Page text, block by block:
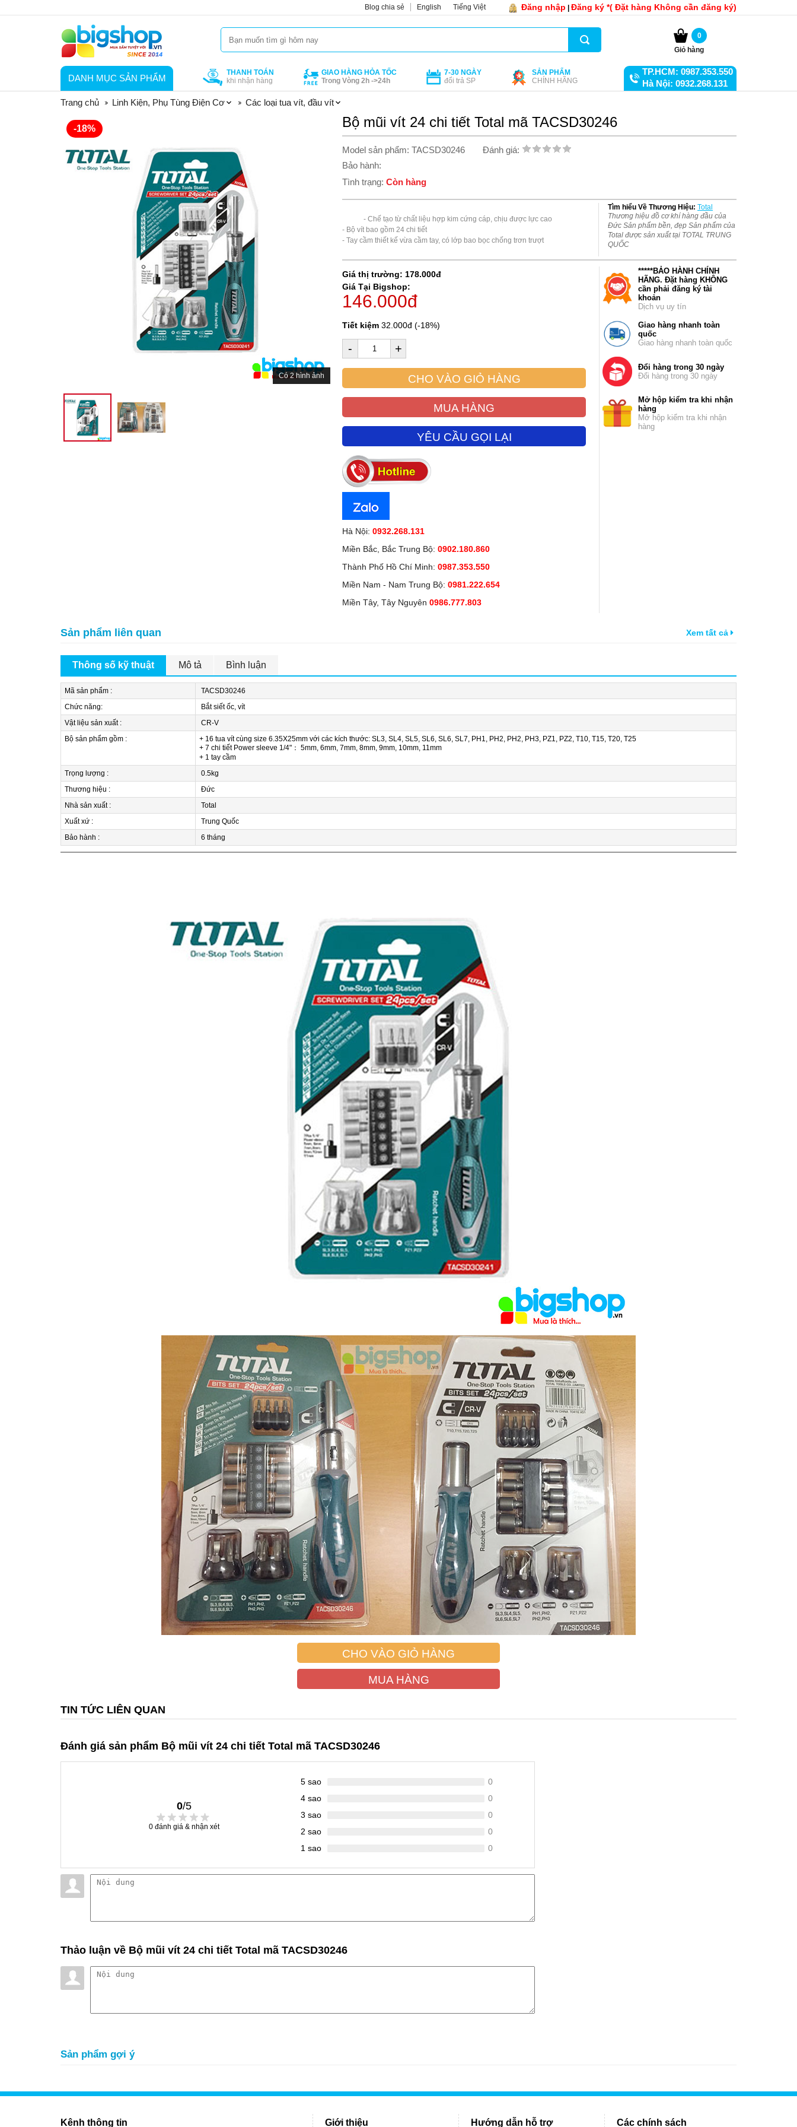
Đăng nhập Đăng ký *( Đặt hàng Không cần đăng ký)
Blog chia sẻ English Tiếng Việt
0
Giỏ hàng
DANH MỤC SẢN PHẨM
THANH TOÁN
khi nhận hàng
GIAO HÀNG HỎA TỐC
Trong Vòng 2h ->24h
7-30 NGÀY
đổi trả SP
SẢN PHẨM
CHÍNH HÃNG
TP.HCM: 0987.353.550
Hà Nội: 0932.268.131
Trang chủ
Linh Kiện, Phụ Tùng Điện Cơ Các loại tua vít, đầu vít
-18%
Có 2 hình ảnh
Bộ mũi vít 24 chi tiết Total mã TACSD30246
Model sản phẩm: TACSD30246
Đánh giá:
Bảo hành:
Tình trạng: Còn hàng
- Bộ vít bao gồm 24 chi tiết
- Tay cầm thiết kế vừa cầm tay, có lớp bao bọc chống trơn trượt
Tìm hiểu Về Thương Hiệu: Total
Thương hiệu đồ cơ khí hàng đầu của
Đức Sản phẩm bền, đẹp Sản phẩm của
Total được sản xuất tại TOTAL TRUNG
QUỐC
Giá thị trường: 178.000đ
Giá Tại Bigshop:
146.000đ
Tiết kiệm 32.000đ (-18%)
- +
CHO VÀO GIỎ HÀNG
MUA HÀNG
YÊU CẦU GỌI LẠI
Hà Nội: 0932.268.131
Miền Bắc, Bắc Trung Bộ: 0902.180.860
Thành Phố Hồ Chí Minh: 0987.353.550
Miền Nam - Nam Trung Bộ: 0981.222.654
Miền Tây, Tây Nguyên 0986.777.803
*****BẢO HÀNH CHÍNH
HÃNG. Đặt hàng KHÔNG
cần phải đăng ký tài
khoản
Dịch vụ uy tín
Giao hàng nhanh toàn
quốc
Giao hàng nhanh toàn quốc
Đổi hàng trong 30 ngày
Đổi hàng trong 30 ngày
Mở hộp kiểm tra khi nhận
hàng
Mở hộp kiểm tra khi nhận
hàng
Sản phẩm liên quan Xem tất cả
Thông số kỹ thuật Mô tả Bình luận
Mã sản phẩm :
TACSD30246
Chức năng:
Bắt siết ốc, vít
Vật liệu sản xuất :
CR-V
Bộ sản phẩm gồm :
+ 16 tua vít cùng size 6.35X25mm với các kích thước: SL3, SL4, SL5, SL6, SL6, SL7, PH1, PH2, PH2, PH3, PZ1, PZ2, T10, T15, T20, T25
+ 7 chi tiết Power sleeve 1/4"： 5mm, 6mm, 7mm, 8mm, 9mm, 10mm, 11mm
+ 1 tay cầm
Trọng lượng :
0.5kg
Thương hiệu :
Đức
Nhà sản xuất :
Total
Xuất xứ :
Trung Quốc
Bảo hành :
6 tháng
CHO VÀO GIỎ HÀNG
MUA HÀNG
TIN TỨC LIÊN QUAN
Đánh giá sản phẩm Bộ mũi vít 24 chi tiết Total mã TACSD30246
0/5
0đánh giá & nhận xét
5 sao
0
4 sao
0
3 sao
0
2 sao
0
1 sao
0
Thảo luận về Bộ mũi vít 24 chi tiết Total mã TACSD30246
Sản phẩm gợi ý
Kênh thông tin Giới thiệu Hướng dẫn hỗ trợ Các chính sách